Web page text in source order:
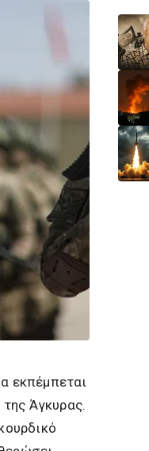
εκπέμπεται
της Άγκυρας.